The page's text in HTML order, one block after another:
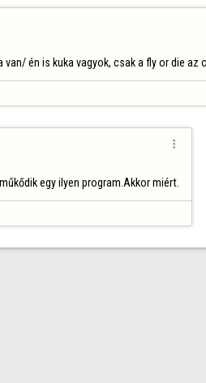
én is kuka vagyok, csak a fly or die az

egy ilyen program.Akkor miért.